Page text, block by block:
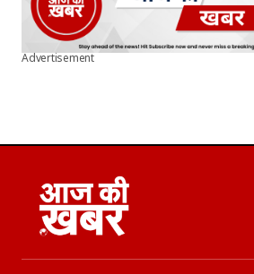
Advertisement